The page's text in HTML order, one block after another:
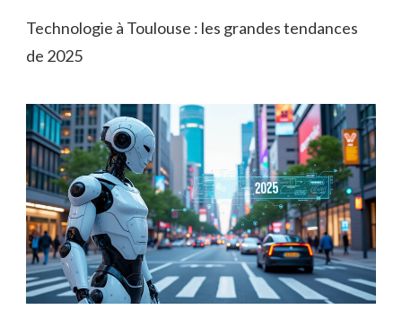
Technologie à Toulouse : les grandes tendances
de 2025